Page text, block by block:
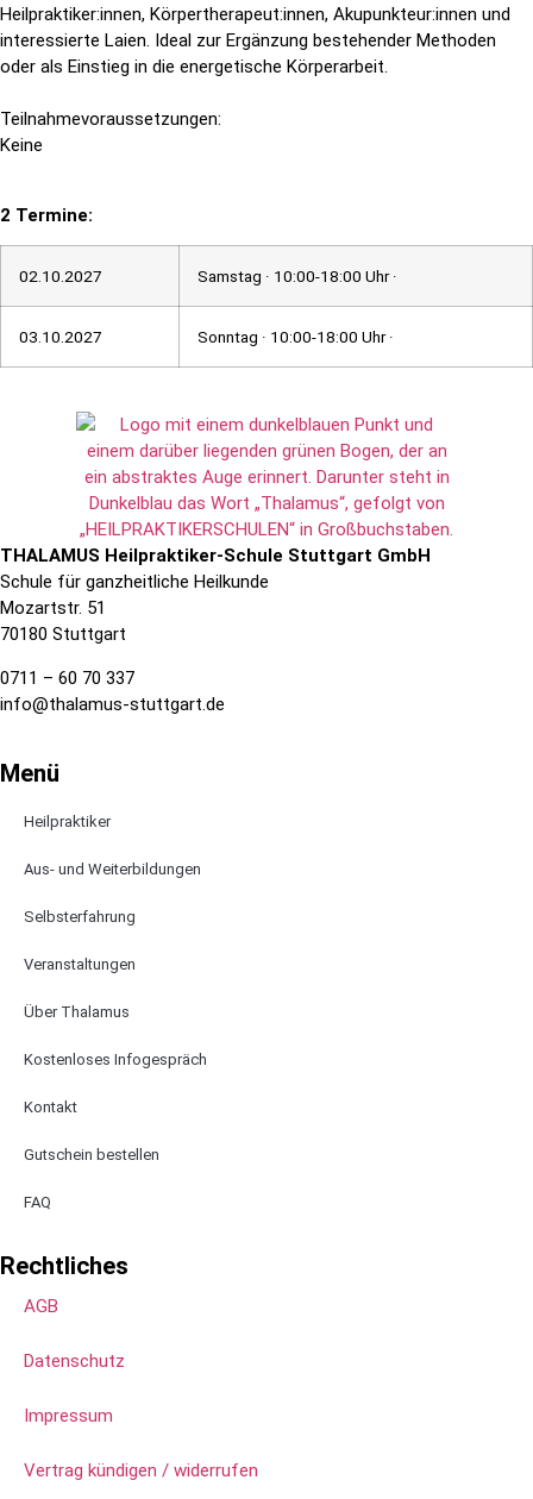
Heilpraktiker:innen, Körpertherapeut:innen, Akupunkteur:innen und
interessierte Laien. Ideal zur Ergänzung bestehender Methoden
oder als Einstieg in die energetische Körperarbeit.
Teilnahmevoraussetzungen:
Keine
2 Termine:
02.10.2027 Samstag · 10:00-18:00 Uhr ·
03.10.2027 Sonntag · 10:00-18:00 Uhr ·
THALAMUS Heilpraktiker-Schule Stuttgart GmbH
Schule für ganzheitliche Heilkunde
Mozartstr. 51
70180 Stuttgart
0711 – 60 70 337
info@thalamus-stuttgart.de
Menü
Heilpraktiker
Aus- und Weiterbildungen
Selbsterfahrung
Veranstaltungen
Über Thalamus
Kostenloses Infogespräch
Kontakt
Gutschein bestellen
FAQ
Rechtliches
AGB
Datenschutz
Impressum
Vertrag kündigen / widerrufen